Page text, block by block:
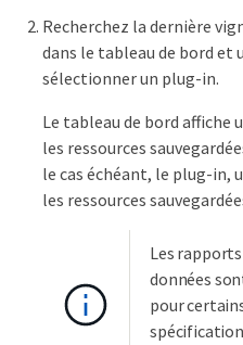
Recherchez la dernière
dans le tableau de bord
sélectionner un plug-in.
Le tableau de bord affiche
les ressources
le cas échéant, le plug-in,
les ressources
Les
données
pour